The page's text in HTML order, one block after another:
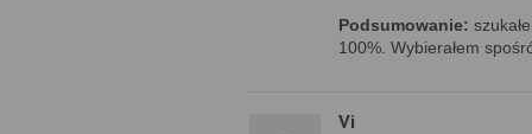
Podsumowanie:
100%. Wybierałem
Vi